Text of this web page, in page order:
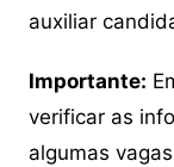
auxiliar
Importante:
verificar as
algumas